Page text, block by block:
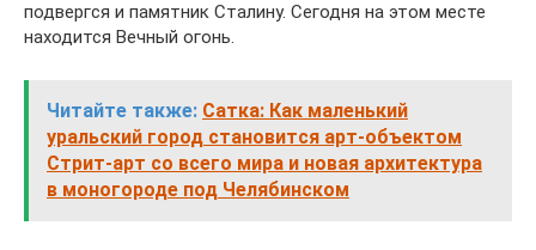
подвергся и памятник Сталину. Сегодня на этом месте
находится Вечный огонь.
Читайте также: Сатка: Как маленький
уральский город становится арт-объектом
Стрит-арт со всего мира и новая архитектура
в моногороде под Челябинском